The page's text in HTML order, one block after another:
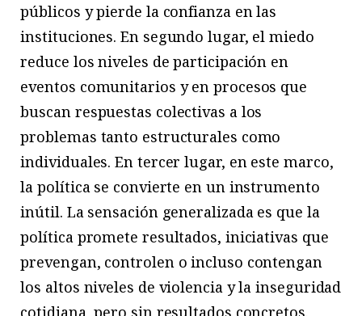
públicos y pierde la confianza en las
instituciones. En segundo lugar, el miedo
reduce los niveles de participación en
eventos comunitarios y en procesos que
buscan respuestas colectivas a los
problemas tanto estructurales como
individuales. En tercer lugar, en este marco,
la política se convierte en un instrumento
inútil. La sensación generalizada es que la
política promete resultados, iniciativas que
prevengan, controlen o incluso contengan
los altos niveles de violencia y la inseguridad